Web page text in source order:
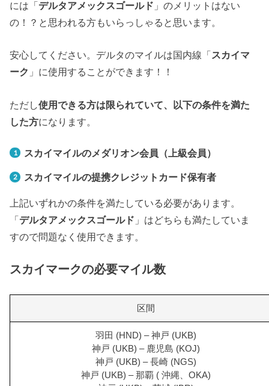
には「デルタアメックスゴールド 」のメリットはない
の！？と思われる方もいらっしゃると思います。
安心してください。デルタのマイルは国内線「スカイマ
ーク 」に使用することができます！！
ただし使用できる方は限られていて、以下の条件を満た
した方になります。
スカイマイルのメダリオン会員（上級会員）
スカイマイルの提携クレジットカード保有者
上記いずれかの条件を満たしている必要があります。
「デルタアメックスゴールド 」はどちらも満たしていま
すので問題なく使用できます。
スカイマークの必要マイル数
区間
羽田 (HND) – 神戸 (UKB)
神戸 (UKB) – 鹿児島 (KOJ)
神戸 (UKB) – 長崎 (NGS)
神戸 (UKB) – 那覇 ( 沖縄、OKA)